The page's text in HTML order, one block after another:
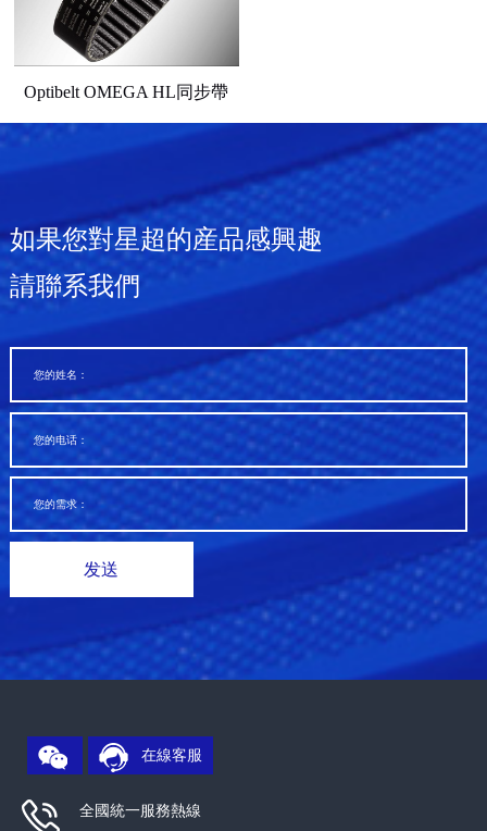
Optibelt OMEGA HL同步帶
如果您對星超的産品感興趣
請聯系我們
在線客服
全國統一服務熱線